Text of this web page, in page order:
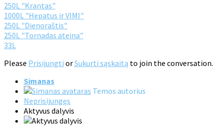
250L "Krantas"
1000L "Hepatus ir VIMI"
250L "Dienoraštis"
250L "Tornadas ateina"
33L
Please Prisijungti orSukurti sąskaitą to join the conversation.
Simanas
Temos autorius
Neprisijungęs
Aktyvus dalyvis